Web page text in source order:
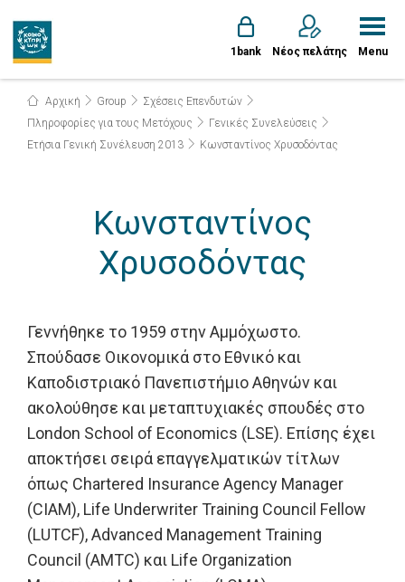
1bank Νέος πελάτης Menu
Αρχική Group
Σχέσεις Επενδυτών
Πληροφορίες για τους Μετόχους
Γενικές Συνελεύσεις
Ετήσια Γενική Συνέλευση 2013
Κωνσταντίνος Χρυσοδόντας
Κωνσταντίνος
Χρυσοδόντας
Γεννήθηκε το 1959 στην Αμμόχωστο.
Σπούδασε Οικονομικά στο Εθνικό και
Καποδιστριακό Πανεπιστήμιο Αθηνών και
ακολούθησε και μεταπτυχιακές σπουδές στο
London School of Economics (LSE). Επίσης έχει
αποκτήσει σειρά επαγγελματικών τίτλων
όπως Chartered Insurance Agency Manager
(CIAM), Life Underwriter Training Council Fellow
(LUTCF), Advanced Management Training
Council (AMTC) και Life Organization